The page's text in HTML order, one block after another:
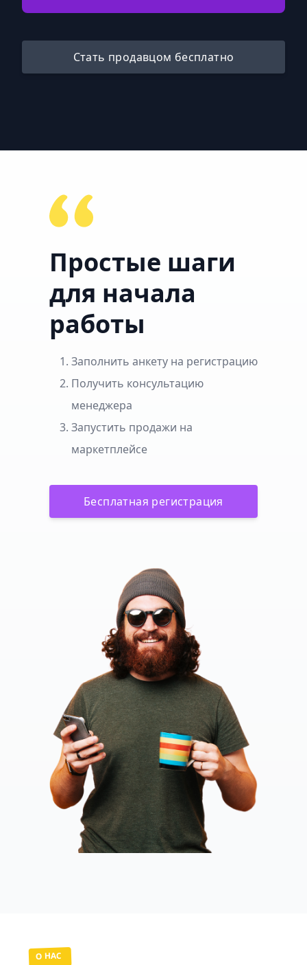
Стать продавцом бесплатно
Простые шаги
для начала
работы
Заполнить анкету на регистрацию
Получить консультацию
менеджера
Запустить продажи на
маркетплейсе
Бесплатная регистрация
О НАС